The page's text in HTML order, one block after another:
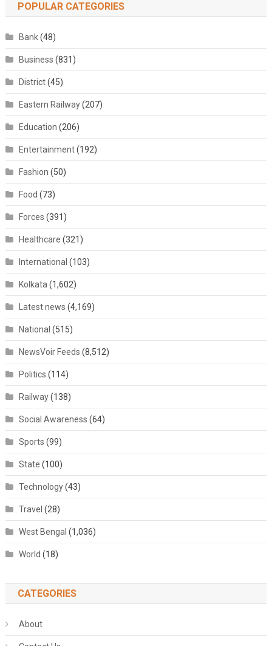
POPULAR CATEGORIES
Bank(48)
Business (831)
District(45)
Eastern Railway(207)
Education (206)
Entertainment(192)
Fashion (50)
Food (73)
Forces (391)
Healthcare (321)
International (103)
Kolkata (1,602)
Latest news (4,169)
National (515)
NewsVoir Feeds (8,512)
Politics (114)
Railway(138)
Social Awareness (64)
Sports (99)
State (100)
Technology(43)
Travel (28)
West Bengal (1,036)
World (18)
CATEGORIES
About